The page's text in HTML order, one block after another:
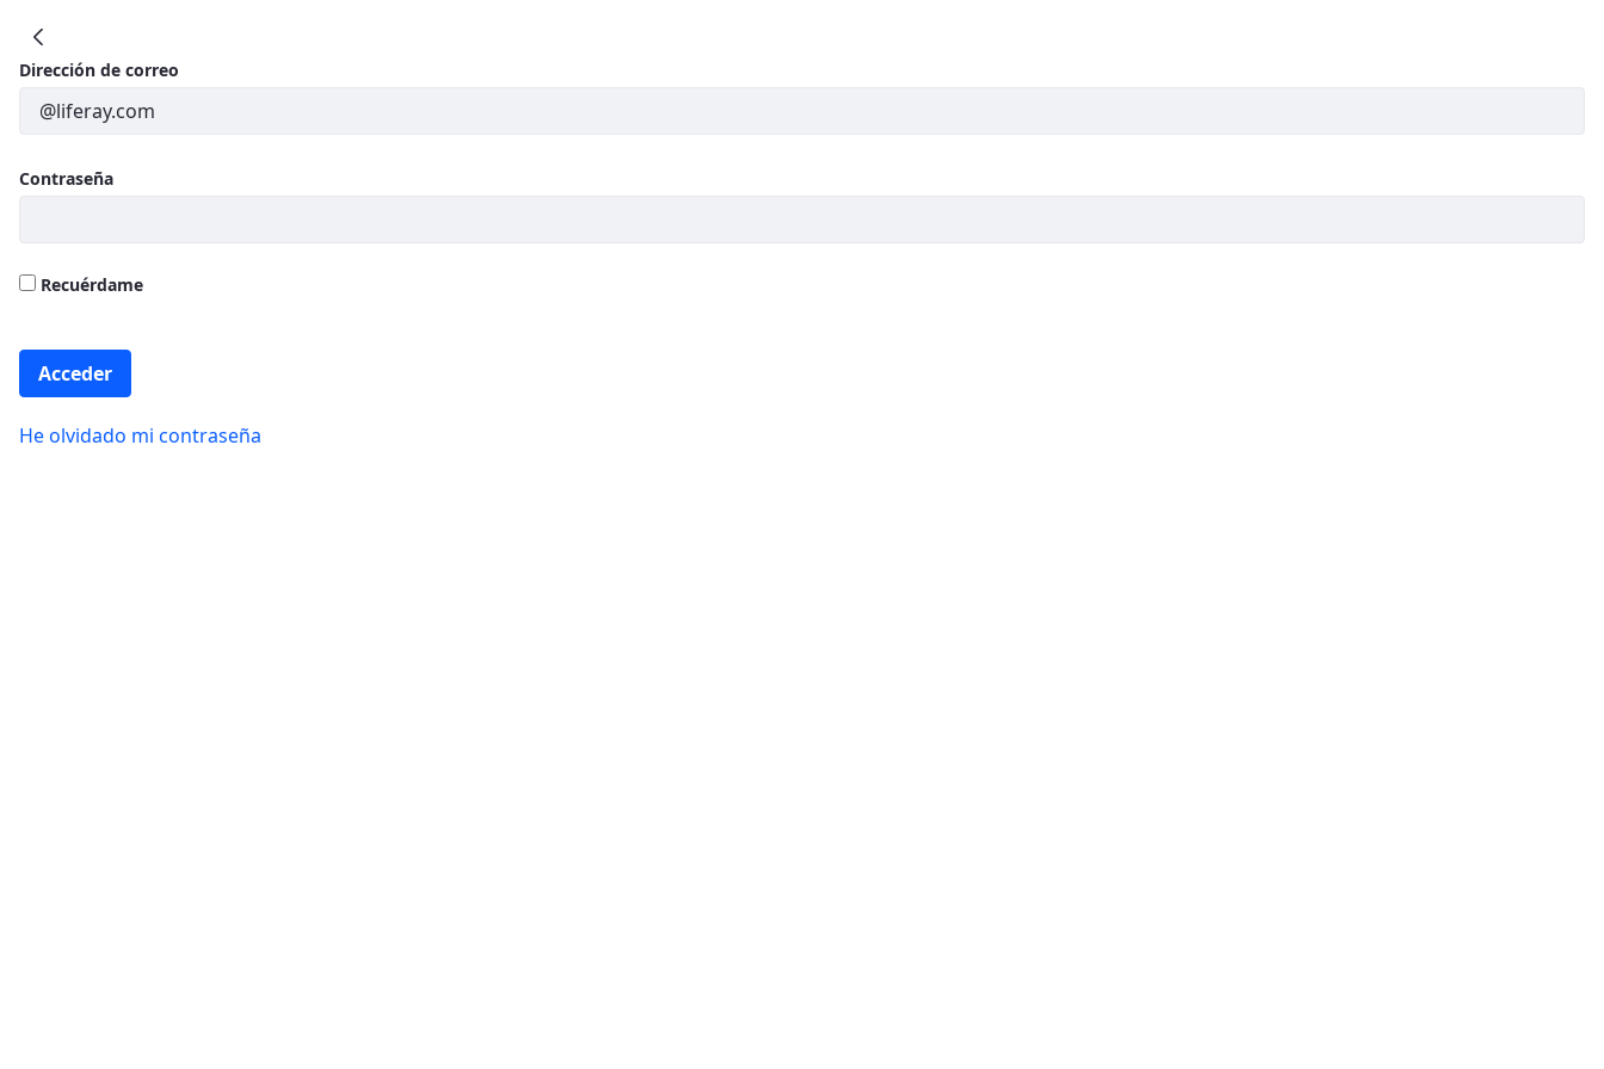
Dirección de correo
Contraseña
Recuérdame
Acceder
He olvidado mi contraseña